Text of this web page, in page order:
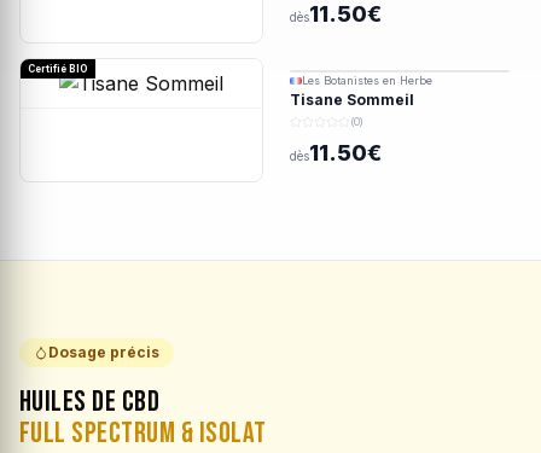
dès11.50€
Certifié BIO
Les Botanistes en Herbe
Tisane Sommeil
(0)
dès11.50€
Dosage précis
Huiles de CBD
Full Spectrum & Isolat